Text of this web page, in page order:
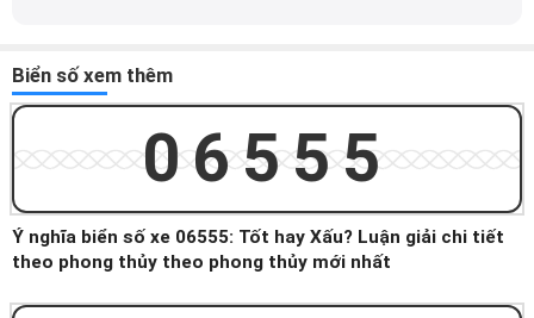
Biển số xem thêm
06555
Ý nghĩa biển số xe 06555: Tốt hay Xấu? Luận giải chi tiết
theo phong thủy theo phong thủy mới nhất